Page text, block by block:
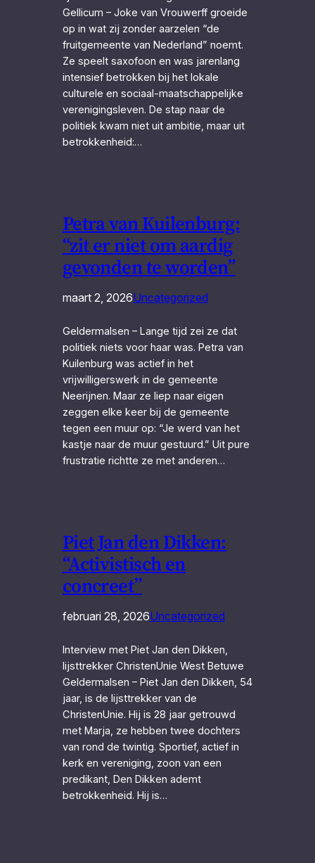
Gellicum – Joke van Vrouwerff groeide
op in wat zij zonder aarzelen “de
fruitgemeente van Nederland” noemt.
Ze speelt saxofoon en was jarenlang
intensief betrokken bij het lokale
culturele en sociaal-maatschappelijke
verenigingsleven. De stap naar de
politiek kwam niet uit ambitie, maar uit
betrokkenheid:…
Petra van Kuilenburg:
“zit er niet om aardig
gevonden te worden”
maart 2, 2026Uncategorized
Geldermalsen – Lange tijd zei ze dat
politiek niets voor haar was. Petra van
Kuilenburg was actief in het
vrijwilligerswerk in de gemeente
Neerijnen. Maar ze liep naar eigen
zeggen elke keer bij de gemeente
tegen een muur op: “Je werd van het
kastje naar de muur gestuurd.” Uit pure
frustratie richtte ze met anderen…
Piet Jan den Dikken:
“Activistisch en
concreet”
februari 28, 2026Uncategorized
Interview met Piet Jan den Dikken,
lijsttrekker ChristenUnie West Betuwe
Geldermalsen – Piet Jan den Dikken, 54
jaar, is de lijsttrekker van de
ChristenUnie. Hij is 28 jaar getrouwd
met Marja, ze hebben twee dochters
van rond de twintig. Sportief, actief in
kerk en vereniging, zoon van een
predikant, Den Dikken ademt
betrokkenheid. Hij is…